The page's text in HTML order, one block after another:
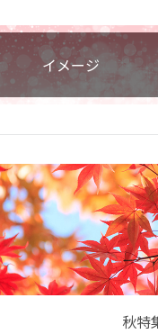
イメージ
秋特